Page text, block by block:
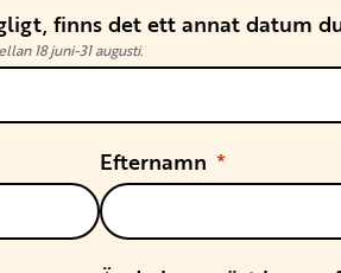
finns det ett annat datum
18 juni-31 augusti.
Efternamn